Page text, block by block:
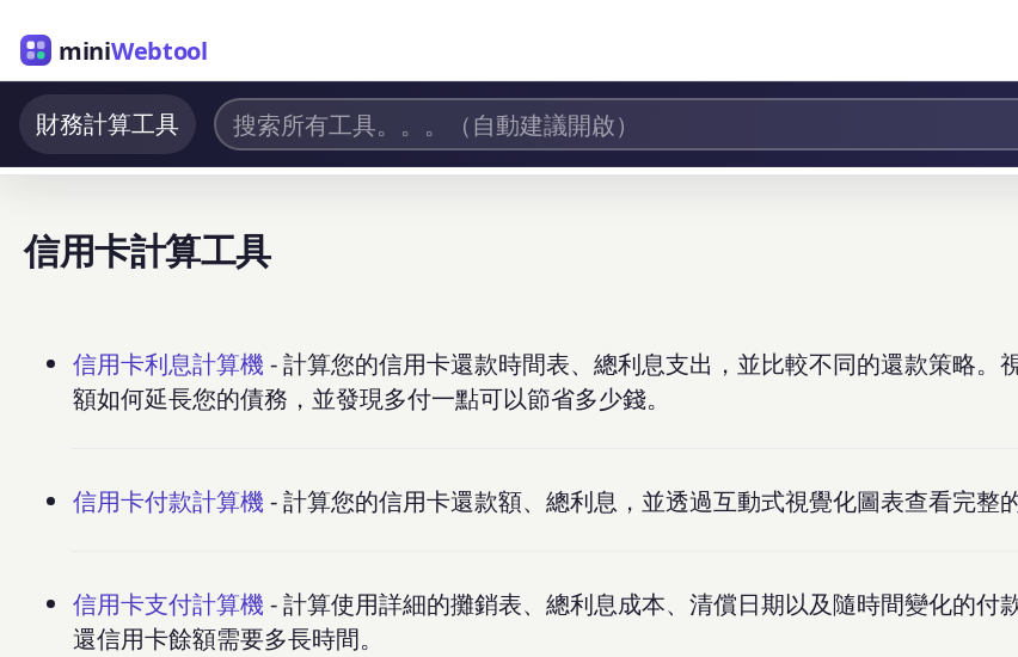
miniWebtool
財務計算工具
信用卡計算工具
信用卡利息計算機 - 計算您的信用卡還款時間表、總利息支出，並比較不同的還款策略。
額如何延長您的債務，並發現多付一點可以節省多少錢。
信用卡付款計算機 - 計算您的信用卡還款額、總利息，並透過互動式視覺化圖表查看完整
信用卡支付計算機 - 計算使用詳細的攤銷表、總利息成本、清償日期以及隨時間變化的付
還信用卡餘額需要多長時間。